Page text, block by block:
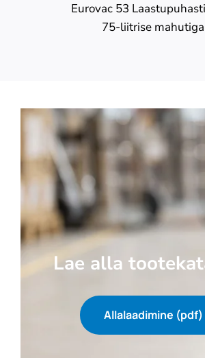
Eurovac 53
75-liitrise mahutiga
Lae alla
Allalaadimine (pdf)